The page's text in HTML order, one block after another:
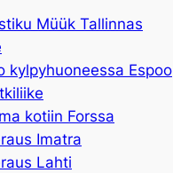
Müük Tallinnas
kylpyhuoneessa Espoo
kotiin Forssa
Imatra
Lahti